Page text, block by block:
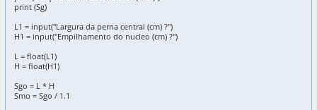
print (Sg)
L1 = input("Largura da perna central (cm) ?")
H1 = input("Empilhamento do nucleo (cm) ?")
L = float(L1)
H = float(H1)
Sgo = L * H
Smo = Sgo / 1.1